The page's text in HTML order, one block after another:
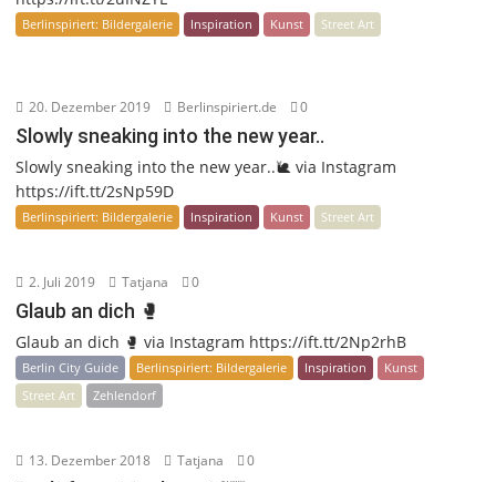
Berlinspiriert: Bildergalerie Inspiration Kunst Street Art
20. Dezember 2019 Berlinspiriert.de 0
Slowly sneaking into the new year..
Slowly sneaking into the new year..🐌 via Instagram
https://ift.tt/2sNp59D
Berlinspiriert: Bildergalerie Inspiration Kunst Street Art
2. Juli 2019 Tatjana 0
Glaub an dich 🥊
Glaub an dich 🥊 via Instagram https://ift.tt/2Np2rhB
Berlin City Guide Berlinspiriert: Bildergalerie Inspiration
Kunst
Street Art
Zehlendorf
13. Dezember 2018 Tatjana 0